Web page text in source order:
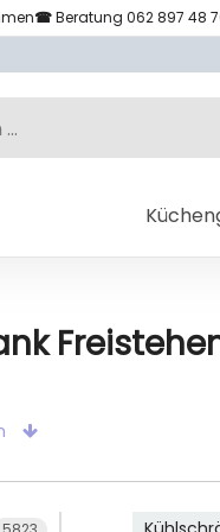
☎Beratung 062 897 48